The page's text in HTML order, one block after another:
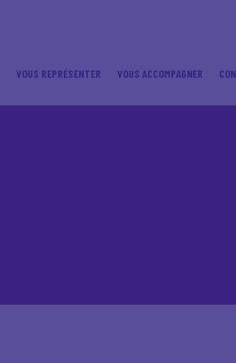
VOUS REPRÉSENTER VOUS ACCOMPAGNER